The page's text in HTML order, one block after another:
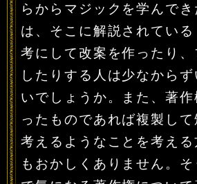
らからマジックを学んで
は、そこに解説されてい
考にして改案を作ったり
したりする人は少なから
いでしょうか。また、著
ったものであれば複製し
考えるようなことを考える
もおかしくありません。